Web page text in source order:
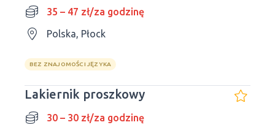
35 – 47 zł/za godzinę
Polska, Płock
BEZ ZNAJOMOŚCI JĘZYKA
Lakiernik proszkowy
30 – 30 zł/za godzinę